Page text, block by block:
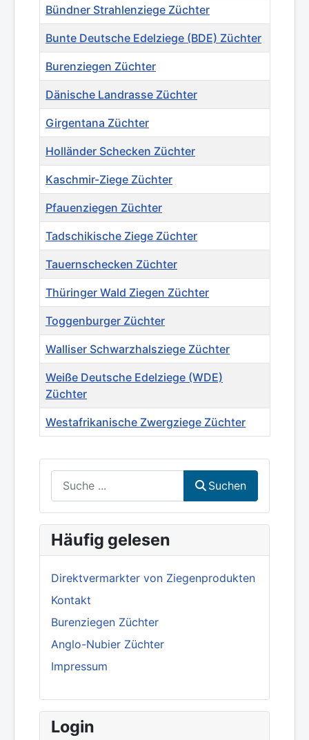
Bündner Strahlenziege Züchter
Bunte Deutsche Edelziege (BDE) Züchter
Burenziegen Züchter
Dänische Landrasse Züchter
Girgentana Züchter
Holländer Schecken Züchter
Kaschmir-Ziege Züchter
Pfauenziegen Züchter
Tadschikische Ziege Züchter
Tauernschecken Züchter
Thüringer Wald Ziegen Züchter
Toggenburger Züchter
Walliser Schwarzhalsziege Züchter
Weiße Deutsche Edelziege (WDE)
Züchter
Westafrikanische Zwergziege Züchter
Suchen
Häufig gelesen
Direktvermarkter von Ziegenprodukten
Kontakt
Burenziegen Züchter
Anglo-Nubier Züchter
Impressum
Login